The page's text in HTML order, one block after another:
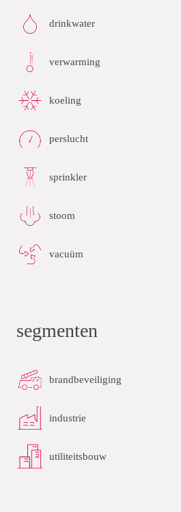
drinkwater
verwarming
koeling
perslucht
sprinkler
stoom
vacuüm
segmenten
brandbeveiliging
industrie
utiliteitsbouw